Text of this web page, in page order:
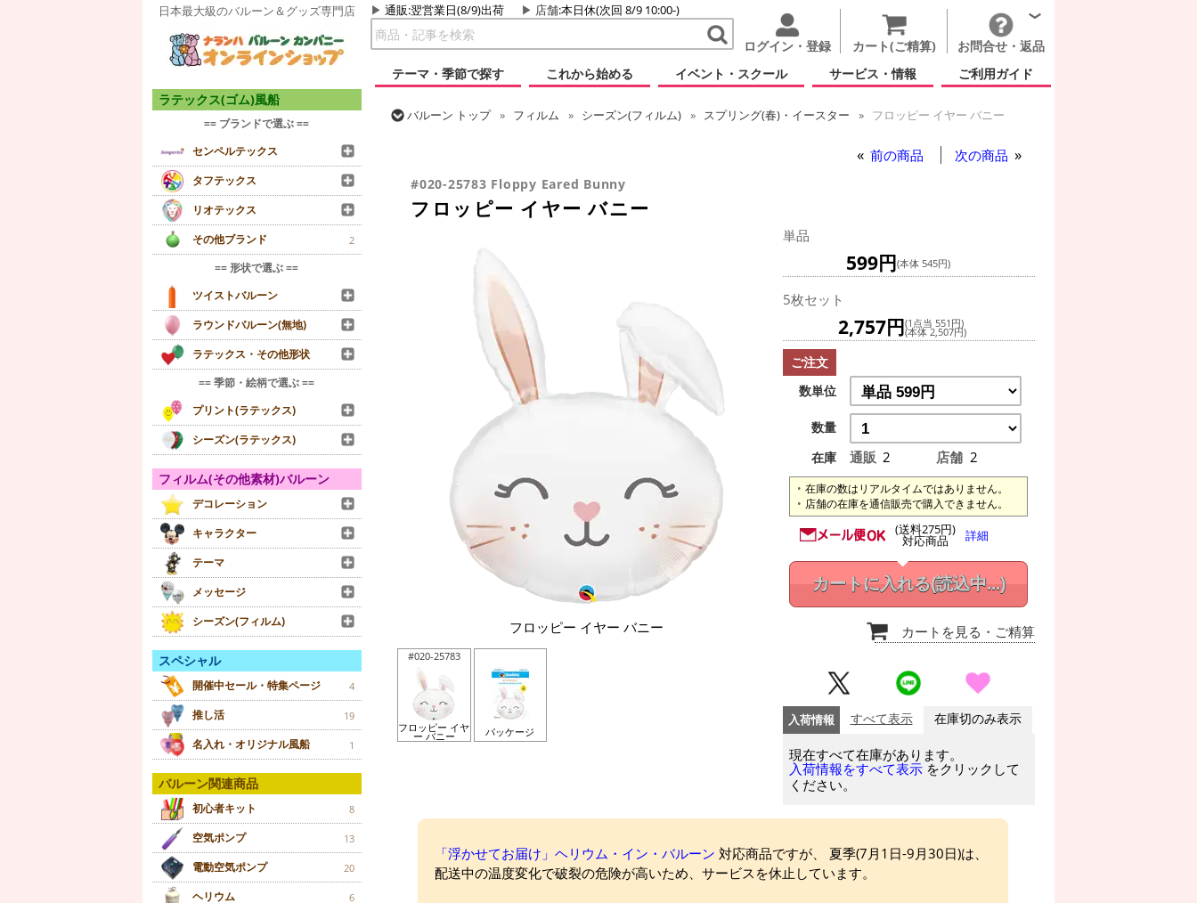
日本最大級のバルーン＆グッズ専門店 通販:翌営業日(8/9)出荷 店舗:本日休(次回 8/9 10:00-)
ログイン・登録 カート(ご精算)
お問合せ・返品
テーマ・季節で探す
これから始める イベント・スクール サービス・情報 ご利用ガイド
ラテックス(ゴム)風船
== ブランドで選ぶ ==
センペルテックス
タフテックス
リオテックス
その他ブランド
2
== 形状で選ぶ ==
ツイストバルーン
ラウンドバルーン(無地)
ラテックス・その他形状
== 季節・絵柄で選ぶ ==
プリント(ラテックス)
シーズン(ラテックス)
フィルム(その他素材)バルーン
デコレーション
キャラクター
テーマ
メッセージ
シーズン(フィルム)
スペシャル
開催中セール・特集ページ 4
推し活 19
名入れ・オリジナル風船 1
バルーン関連商品
初心者キット 8
空気ポンプ 13
電動空気ポンプ 20
ヘリウム 6
バルーン トップ フィルム シーズン(フィルム) スプリング(春)・イースター
フロッピー イヤー バニー
前の商品 次の商品
#020-25783 Floppy Eared Bunny
フロッピー イヤー バニー
フロッピー イヤー バニー
#020-25783
フロッピー イヤ
ー バニー パッケージ
単品
599円(本体 545円)
5枚セット
2,757円(1点当 551円)
(本体 2,507円)
ご注文
数単位
数量
在庫
通販 2 店舗 2
在庫の数はリアルタイムではありません。
店舗の在庫を通信販売で購入できません。
(送料275円)
対応商品 詳細
カートに入れる(読込中...)
カートを見る ・ご精算
入荷情報 すべて表示 在庫切のみ表示
現在すべて在庫があります。
入荷情報をすべて表示 をクリックして
ください。
「浮かせてお届け」ヘリウム・イン・バルーン 対応商品ですが、 夏季(7月1日-9月30日)は、
配送中の温度変化で破裂の危険が高いため、サービスを休止しています。